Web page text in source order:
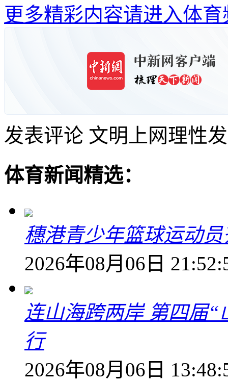
更多精彩内容请进入体育
发表评论 文明上网理性
体育新闻精选：
穗港青少年篮球运动
2026年08月06日
连山海跨两岸 第四届
行
2026年08月06日